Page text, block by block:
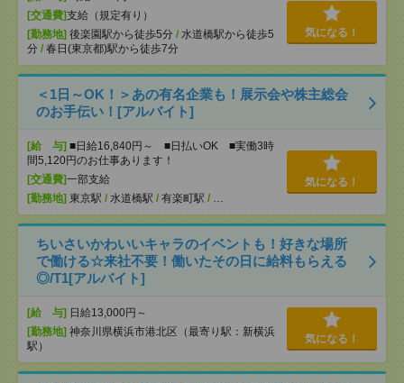
[交通費]支給（規定有り）
[勤務地] 後楽園駅から徒歩5分 / 水道橋駅から徒歩5
分 / 春日(東京都)駅から徒歩7分
気になる！
＜1日～OK！＞あの有名企業も！展示会や株主総会
のお手伝い！[アルバイト]
[給 与] ■日給16,840円～ ■日払いOK ■実働3時
間5,120円のお仕事あります！
[交通費]一部支給
[勤務地] 東京駅 / 水道橋駅 / 有楽町駅 / …
気になる！
ちいさいかわいいキャラのイベントも！好きな場所
で働ける☆来社不要！働いたその日に給料もらえる
◎/T1[アルバイト]
[給 与] 日給13,000円～
[勤務地] 神奈川県横浜市港北区（最寄り駅：新横浜
駅）
気になる！